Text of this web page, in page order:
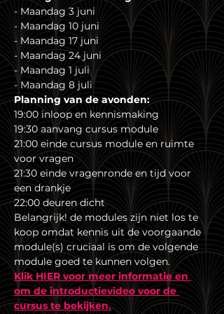
- Maandag 3 juni
- Maandag 10 juni
- Maandag 17 juni
- Maandag 24 juni
- Maandag 1 juli
- Maandag 8 juli
Planning van de avonden:
19:00 inloop en kennismaking
19:30 aanvang cursus module
21:00 einde cursus module en ruimte
voor vragen
21:30 einde vragenronde en tijd voor
een drankje
22:00 deuren dicht
Belangrijk! de modules zijn niet los te
koop omdat kennis uit de voorgaande
module(s) cruciaal is om de volgende
module goed te kunnen volgen.
Klik HIER voor meer informatie en
om de introductievideo voor de
cursus te bekijken.